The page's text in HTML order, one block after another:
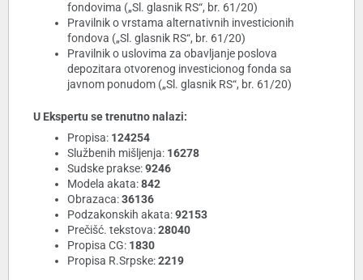
fondovima („Sl. glasnik RS“, br. 61/20)
Pravilnik o vrstama alternativnih investicionih
fondova („Sl. glasnik RS“, br. 61/20)
Pravilnik o uslovima za obavljanje poslova
depozitara otvorenog investicionog fonda sa
javnom ponudom („Sl. glasnik RS“, br. 61/20)
U Ekspertu se trenutno nalazi:
Propisa: 124254
Službenih mišljenja: 16278
Sudske prakse:9246
Modela akata:842
Obrazaca:36136
Podzakonskih akata:92153
Prečišć. tekstova:28040
Propisa CG: 1830
Propisa R.Srpske:2219